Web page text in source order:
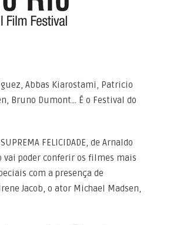
Abbas Kiarostami, Patricio
Bruno Dumont… É o Festival do
FELICIDADE, de Arnaldo
vai poder conferir os filmes mais
com a presença de
Jacob, o ator Michael Madsen,